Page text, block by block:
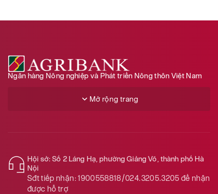
Ngân hàng Nông nghiệp và Phát triển Nông thôn Việt Nam
Mở rộng trang
Hội sở: Số 2 Láng Hạ, phường Giảng Võ, thành phố Hà
Nội
Sđt tiếp nhận: 1900558818/024.3205.3205để nhận
được hỗ trợ